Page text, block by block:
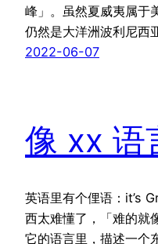
峰」。虽然夏威夷属于
仍然是大洋洲波利尼西
2022-06-07
像 xx 语
英语里有个俚语：it’s
西太难懂了，「难的就
它的语言里，描述一个